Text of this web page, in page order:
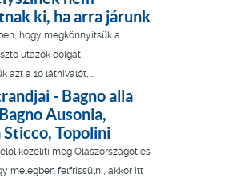
ki, ha arra járunk
hogy megkönnyítsük a
utazók dolgát,
azt a 10 látnivalót,...
- Bagno alla
Ausonia,
Sticco, Topolini
közelíti meg Olaszországot és
melegben felfrissülni, akkor itt